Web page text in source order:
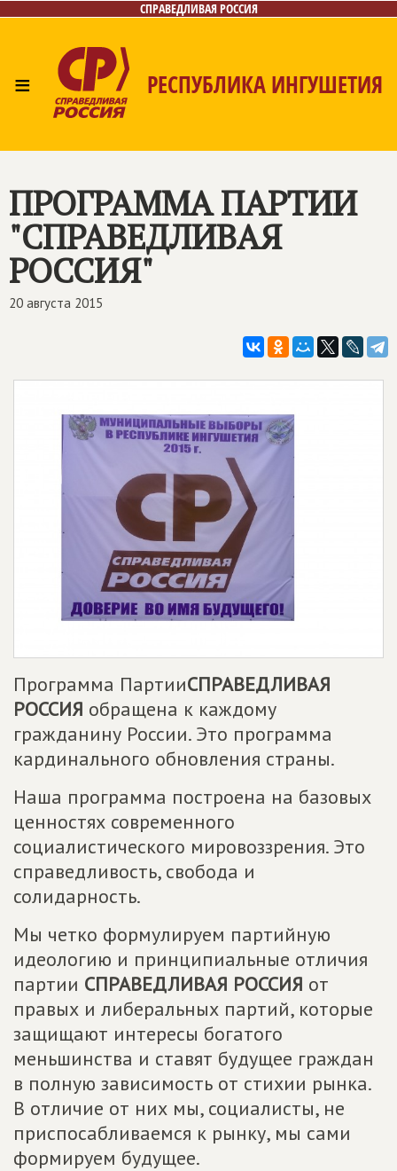
СПРАВЕДЛИВАЯ РОССИЯ
≡ РЕСПУБЛИКА ИНГУШЕТИЯ
ПРОГРАММА ПАРТИИ
"СПРАВЕДЛИВАЯ
РОССИЯ"
20 августа 2015
Программа ПартииСПРАВЕДЛИВАЯ
РОССИЯ обращена к каждому
гражданину России. Это программа
кардинального обновления страны.
Наша программа построена на базовых
ценностях современного
социалистического мировоззрения. Это
справедливость, свобода и
солидарность.
Мы четко формулируем партийную
идеологию и принципиальные отличия
партии СПРАВЕДЛИВАЯ РОССИЯ от
правых и либеральных партий, которые
защищают интересы богатого
меньшинства и ставят будущее граждан
в полную зависимость от стихии рынка.
В отличие от них мы, социалисты, не
приспосабливаемся к рынку, мы сами
формируем будущее.